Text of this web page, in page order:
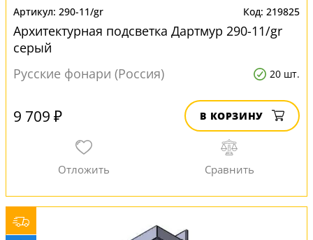
290-11/gr 219825
Архитектурная подсветка Дартмур 290-11/gr
серый
Русские фонари (Россия)
20 шт.
9 709 ₽ В КОРЗИНУ